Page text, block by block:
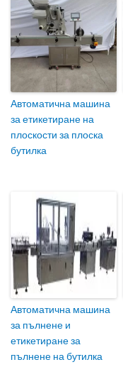
Автоматична машина
за етикетиране на
плоскости за плоска
бутилка
Автоматична машина
за пълнене и
етикетиране за
пълнене на бутилка